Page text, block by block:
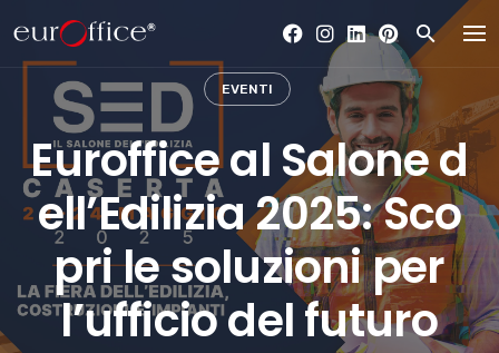
to
content
EVENTI
Euroffice al Salone d
ell’Edilizia 2025: Sco
pri le soluzioni per
l’ufficio del futuro